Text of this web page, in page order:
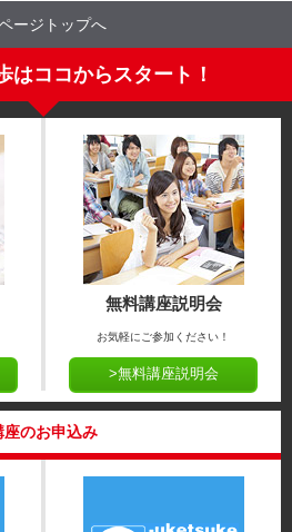
ージトップへ
はココからスタート！
無料講座説明会
お気軽にご参加ください！
>無料講座説明会
座のお申込み